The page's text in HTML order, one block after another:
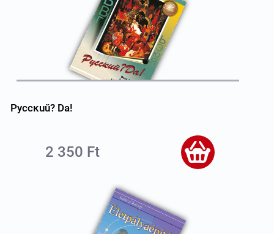
Pyccĸuŭ? Da!
2 350 Ft